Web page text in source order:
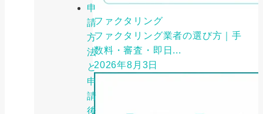
申
請
方
法
と
申
請
後
ファクタリング
ファクタリング業者の選び方｜手
数料・審査・即日...
2026年8月3日